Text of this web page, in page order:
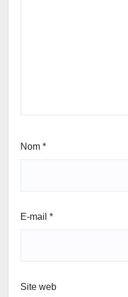
Nom *
E-mail *
Site web